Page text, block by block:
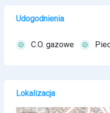
Udogodnienia
C.O. gazowe
Lokalizacja